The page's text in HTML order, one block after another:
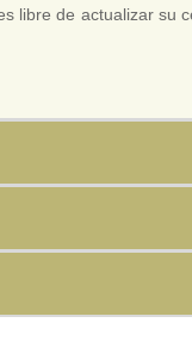
libre de actualizar su